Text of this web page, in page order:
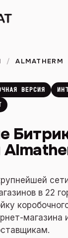
/ ALMATHERM
ВЕРСИЯ
в 22
магазина